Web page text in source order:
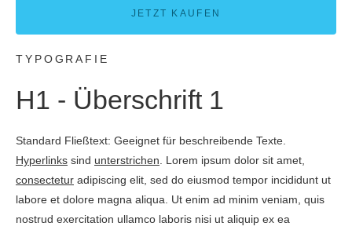
JETZT KAUFEN
TYPOGRAFIE
H1 - Überschrift 1
Standard Fließtext: Geeignet für beschreibende Texte.
Hyperlinks sind unterstrichen. Lorem ipsum dolor sit amet,
consectetur adipiscing elit, sed do eiusmod tempor incididunt ut
labore et dolore magna aliqua. Ut enim ad minim veniam, quis
nostrud exercitation ullamco laboris nisi ut aliquip ex ea